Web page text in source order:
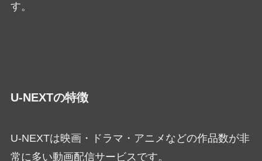
す。
U-NEXTの特徴
U-NEXTは映画・ドラマ・アニメなどの作品数が非
常に多い動画配信サービスです。